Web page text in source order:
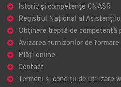
Istoric și competențe CNASR
Registrul Național al
Obținere treptă de competență
Avizarea furnizorilor de
Plăți online
Contact
Termeni și condiții de utilizare